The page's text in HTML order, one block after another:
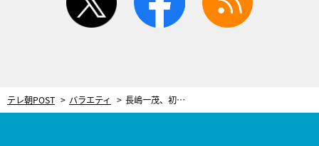
テレ朝POST バラエティ 長嶋一茂、初めてコンビニで電子マネーを使用。レジの女性店員に質問したところ…回答に驚き